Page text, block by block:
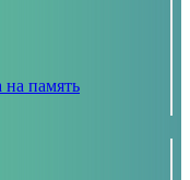
на память